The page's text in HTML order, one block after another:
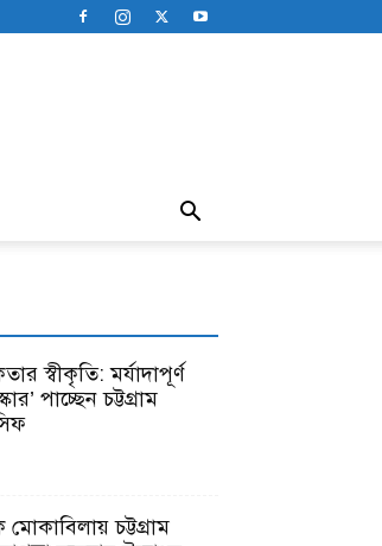
স্বীকৃতি: মর্যাদাপূর্ণ
পাচ্ছেন চট্টগ্রাম
চট্টগ্রাম